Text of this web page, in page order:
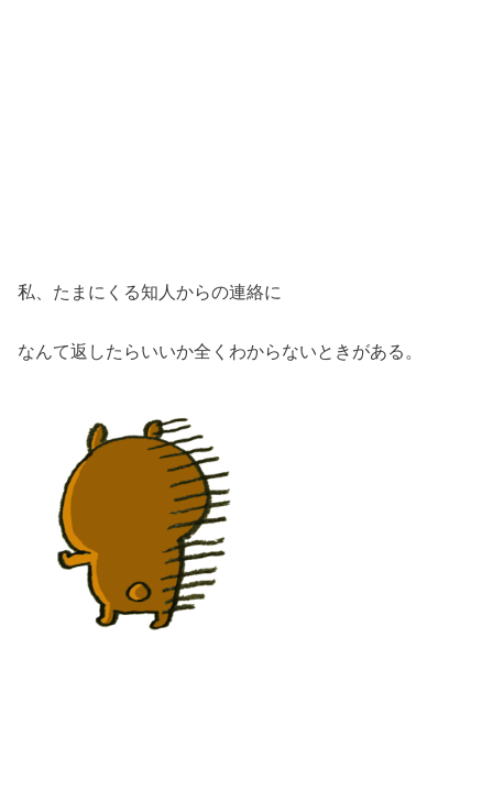
私、たまにくる知人からの連絡に
なんて返したらいいか全くわからないときがある。